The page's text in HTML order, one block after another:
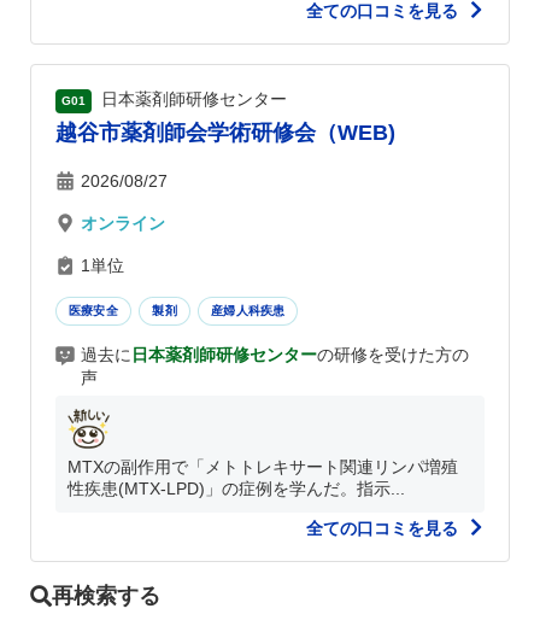
全ての口コミを見る
G01 日本薬剤師研修センター
越谷市薬剤師会学術研修会（WEB)
2026/08/27
オンライン
1単位
医療安全 製剤 産婦人科疾患
過去に 日本薬剤師研修センターの研修を受けた方の
声
MTXの副作用で「メトトレキサート関連リンパ増殖
性疾患(MTX-LPD)」の症例を学んだ。指示...
全ての口コミを見る
再検索する